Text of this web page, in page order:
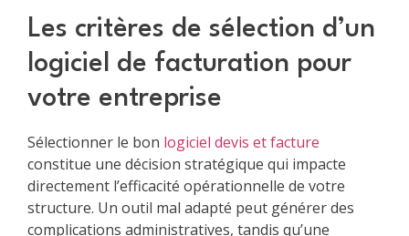
Les critères de sélection d’un
logiciel de facturation pour
votre entreprise
Sélectionner le bon logiciel devis et facture
constitue une décision stratégique qui impacte
directement l’efficacité opérationnelle de votre
structure. Un outil mal adapté peut générer des
complications administratives, tandis qu’une